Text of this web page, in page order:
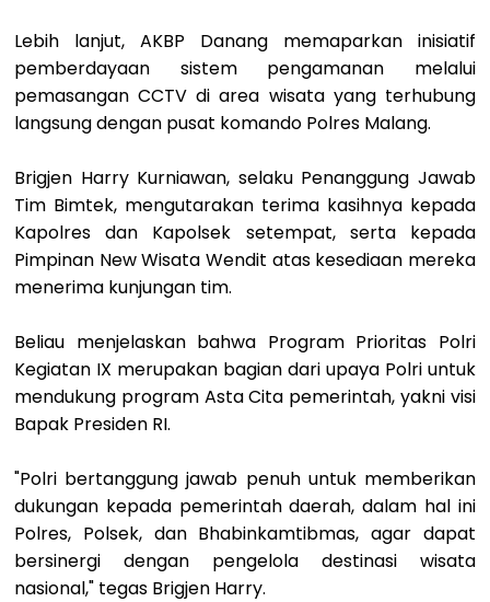
Lebih lanjut, AKBP Danang memaparkan inisiatif
pemberdayaan sistem pengamanan melalui
pemasangan CCTV di area wisata yang terhubung
langsung dengan pusat komando Polres Malang.
Brigjen Harry Kurniawan, selaku Penanggung Jawab
Tim Bimtek, mengutarakan terima kasihnya kepada
Kapolres dan Kapolsek setempat, serta kepada
Pimpinan New Wisata Wendit atas kesediaan mereka
menerima kunjungan tim.
Beliau menjelaskan bahwa Program Prioritas Polri
Kegiatan IX merupakan bagian dari upaya Polri untuk
mendukung program Asta Cita pemerintah, yakni visi
Bapak Presiden RI.
"Polri bertanggung jawab penuh untuk memberikan
dukungan kepada pemerintah daerah, dalam hal ini
Polres, Polsek, dan Bhabinkamtibmas, agar dapat
bersinergi dengan pengelola destinasi wisata
nasional," tegas Brigjen Harry.